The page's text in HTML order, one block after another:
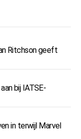
Ritchson geeft
bij IATSE-
in terwijl Marvel